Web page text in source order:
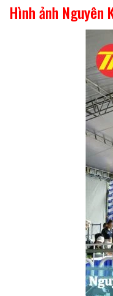
Hình ảnh Nguyên